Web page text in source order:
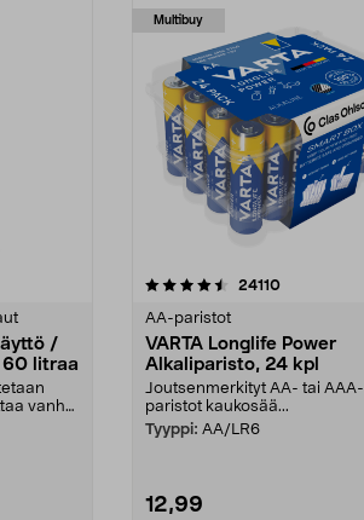
/
60 litraa
vanha
Multibuy
24110arvostelut
AA-paristot
VARTA Longlife Power
Alkaliparisto, 24 kpl
Joutsenmerkityt AA- tai AAA-
paristot kaukosää...
Tyyppi: AA/LR6
12,99
4.5viidestä